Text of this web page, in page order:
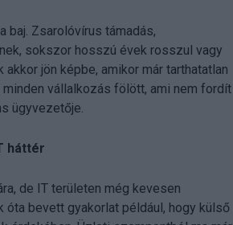
baj. Zsarolóvírus támadás,
sokszor hosszú évek rosszul vagy
jön képbe, amikor már tarthatatlan
vállalkozás fölött, ami nem fordít
ügyvezetője.
háttér
de IT területen még kevesen
bevett gyakorlat például, hogy külső